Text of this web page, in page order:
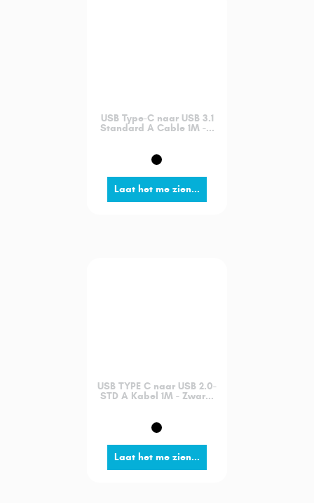
USB Type-C naar USB 3.1
Standard A Cable 1M -...
Laat het me zien...
USB TYPE C naar USB 2.0-
STD A Kabel 1M - Zwar...
Laat het me zien...